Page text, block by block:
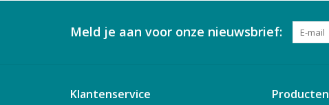
Meld je aan voor onze nieuwsbrief:
Klantenservice Producten